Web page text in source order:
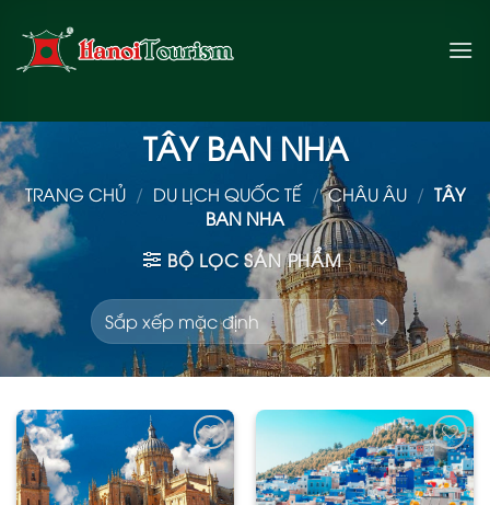
qua
TÂY BAN NHA
TRANG CHỦ / DU LỊCH QUỐC TẾ / CHÂU ÂU / TÂY
BAN NHA
BỘ LỌC SẢN PHẨM
Add
to
wishlist
Add
to
wishlist